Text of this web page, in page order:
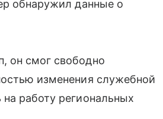
обнаружил данные о
он смог свободно
изменения служебной
работу региональных